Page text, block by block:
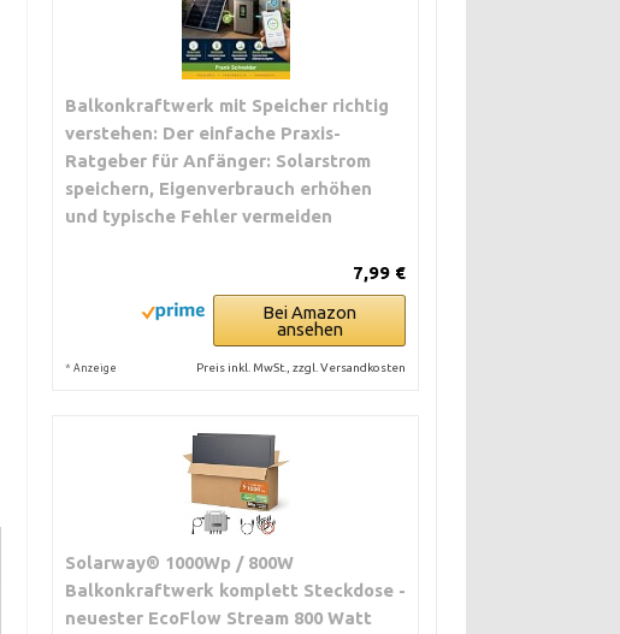
Balkonkraftwerk mit Speicher richtig
verstehen: Der einfache Praxis-
Ratgeber für Anfänger: Solarstrom
speichern, Eigenverbrauch erhöhen
und typische Fehler vermeiden
7,99 €
Bei Amazon
ansehen
* Anzeige Preis inkl. MwSt., zzgl. Versandkosten
Solarway® 1000Wp / 800W
Balkonkraftwerk komplett Steckdose -
neuester EcoFlow Stream 800 Watt